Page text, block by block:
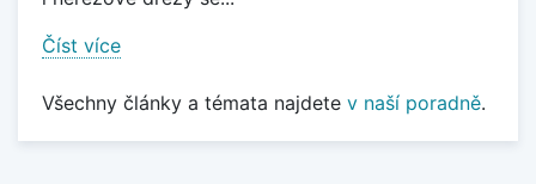
Číst více
Všechny články a témata najdete v naší poradně.